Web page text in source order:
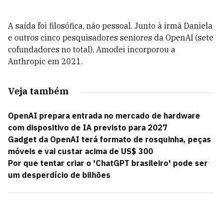
A saída foi filosófica, não pessoal. Junto à irmã Daniela
e outros cinco pesquisadores seniores da OpenAI (sete
cofundadores no total), Amodei incorporou a
Anthropic em 2021.
Veja também
OpenAI prepara entrada no mercado de hardware
com dispositivo de IA previsto para 2027
Gadget da OpenAI terá formato de rosquinha, peças
móveis e vai custar acima de US$ 300
Por que tentar criar o 'ChatGPT brasileiro' pode ser
um desperdício de bilhões